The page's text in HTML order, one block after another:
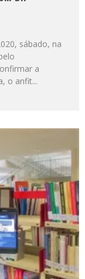
sábado, na
a
o anfit...